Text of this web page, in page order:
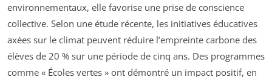
environnementaux, elle favorise une prise de conscience
collective. Selon une étude récente, les initiatives éducatives
axées sur le climat peuvent réduire l’empreinte carbone des
élèves de 20 % sur une période de cinq ans. Des programmes
comme « Écoles vertes » ont démontré un impact positif, en